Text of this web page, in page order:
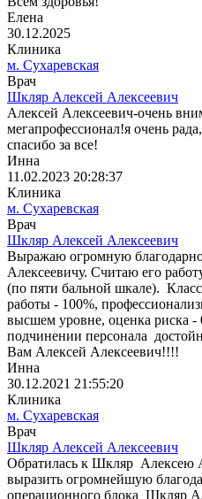
Елена
30.12.2025
Клиника
м. Сухаревская
Врач
Шкляр Алексей Алексеевич
Алексей Алексеевич-очень
мегапрофессионал!я очень
спасибо за все!
Инна
11.02.2023 20:28:37
Клиника
м. Сухаревская
Врач
Шкляр Алексей Алексеевич
Выражаю огромную
Алексеевичу. Считаю его
(по пяти бальной шкале).
работы - 100%,
высшем уровне, оценка риска -
подчинении персонала
Вам Алексей Алексеевич!!!!
Инна
30.12.2021 21:55:20
Клиника
м. Сухаревская
Врач
Шкляр Алексей Алексеевич
Обратилась к Шкляр Алексею
выразить огромнейшую
операционного блока Шкляр